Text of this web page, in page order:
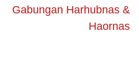
Gabungan Harhubnas &
Haornas